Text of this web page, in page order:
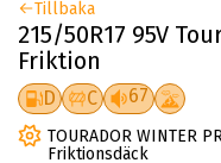
Tillbaka
215/50R17 95V
Friktion
D C 67
TOURADOR WINTER
Friktionsdäck